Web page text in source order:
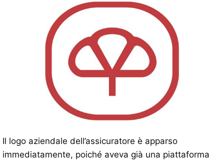
Il logo aziendale dell’assicuratore è apparso
immediatamente, poiché aveva già una piattaforma